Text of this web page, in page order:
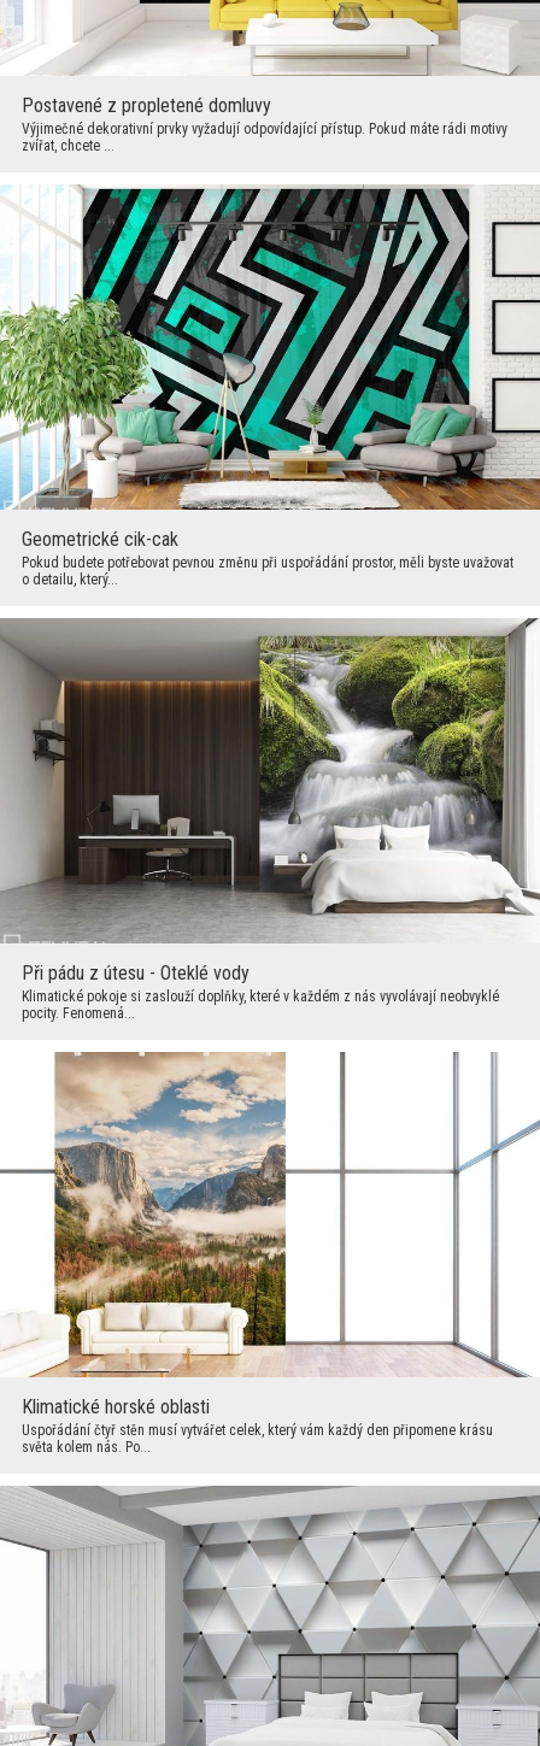
Postavené z propletené domluvy
Výjimečné dekorativní prvky vyžadují odpovídající přístup. Pokud máte rádi motivy
zvířat, chcete ...
Geometrické cik-cak
Pokud budete potřebovat pevnou změnu při uspořádání prostor, měli byste uvažovat
o detailu, který...
Při pádu z útesu - Oteklé vody
Klimatické pokoje si zaslouží doplňky, které v každém z nás vyvolávají neobvyklé
pocity. Fenomená...
Klimatické horské oblasti
Uspořádání čtyř stěn musí vytvářet celek, který vám každý den připomene krásu
světa kolem nás. Po...